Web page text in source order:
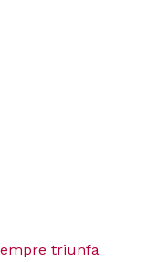
triunfa